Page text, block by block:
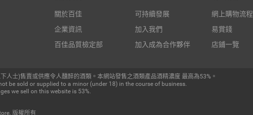
關於百佳
企業資訊
百佳品質檢定部
可持續發展
加入我們
加入成為合作夥伴
網上購物流程
易賞錢
店鋪一覽
人士)售賣或供應令人醺醉的酒類。本網站發售之酒類產品酒精濃度 最高為53%。
be sold or supplied to a minor (under 18) in the course of business.
we sell on this website is 53%.
版權所有